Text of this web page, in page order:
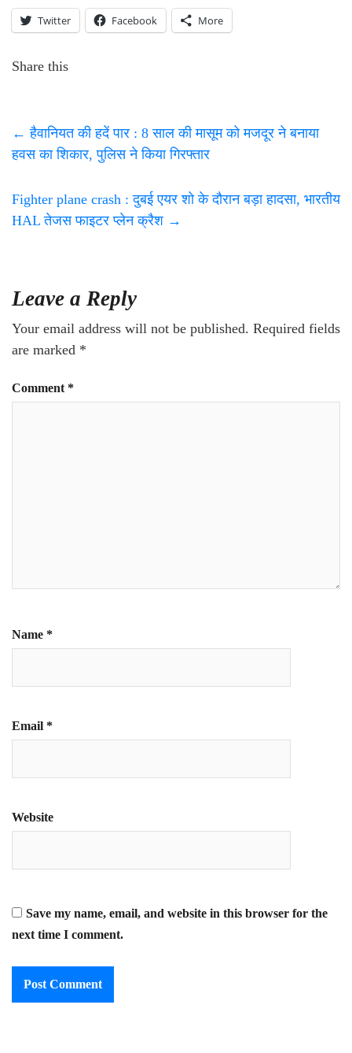
Twitter Facebook More
Share this
← हैवानियत की हदें पार : 8 साल की मासूम को मजदूर ने बनाया
हवस का शिकार, पुलिस ने किया गिरफ्तार
Fighter plane crash : दुबई एयर शो के दौरान बड़ा हादसा, भारतीय
HAL तेजस फाइटर प्लेन क्रैश →
Leave a Reply
Your email address will not be published. Required fields
are marked *
Comment *
Name *
Email *
Website
Save my name, email, and website in this browser for the
next time I comment.